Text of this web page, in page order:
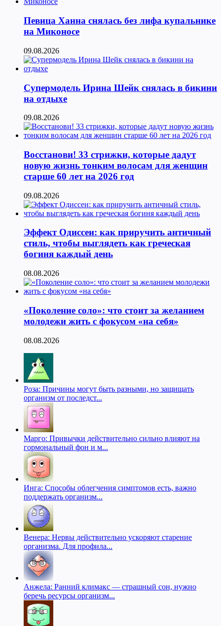
Певица Ханна снялась без лифа купальнике
на Миконосе
09.08.2026
Супермодель Ирина Шейк снялась в бикини
на отдыхе
09.08.2026
Восстанови! 33 стрижки, которые дадут
новую жизнь тонким волосам для женщин
старше 60 лет на 2026 год
09.08.2026
Эффект Одиссеи: как приручить античный
стиль, чтобы выглядеть как греческая
богиня каждый день
08.08.2026
«Поколение соло»: что стоит за желанием
молодежи жить с фокусом «на себя»
08.08.2026
Роза: Причины могут быть разными, но защищать
организм от последст...
Марго: Привычки действительно сильно влияют на
гормональный фон и м...
Инга: Способы облегчения симптомов есть, важно
поддержать организм...
Венера: Нервы действительно ускоряют старение
организма. Для профила...
Анжела: Ранний климакс — страшный сон, нужно
беречь ресурсы организм...